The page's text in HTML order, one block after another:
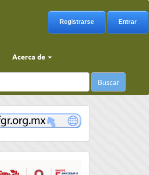
Registrarse Entrar
Acerca de
Buscar